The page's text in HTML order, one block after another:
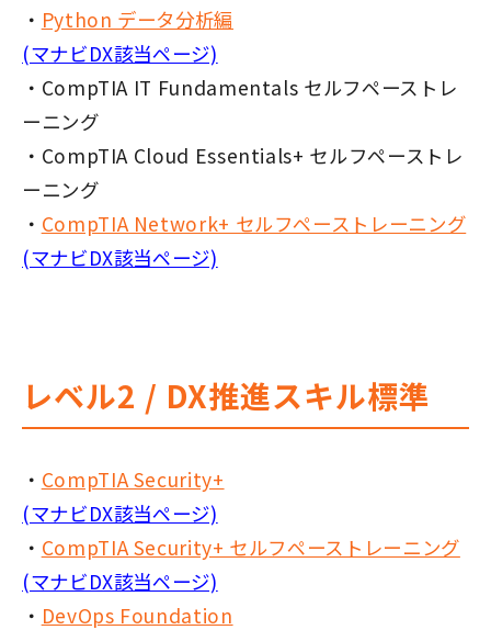
・ Python データ分析編
(マナビDX該当ページ)
・CompTIA IT Fundamentals セルフペーストレ
ーニング
・CompTIA Cloud Essentials+ セルフペーストレ
ーニング
・ CompTIA Network+ セルフペーストレーニング
(マナビDX該当ページ)
レベル2 / DX推進スキル標準
・ CompTIA Security+
(マナビDX該当ページ)
・ CompTIA Security+ セルフペーストレーニング
(マナビDX該当ページ)
・ DevOps Foundation